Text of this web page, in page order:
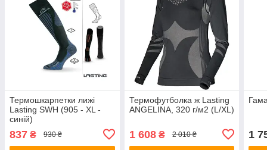
Термошкарпетки лижі
Lasting SWH (905 - XL -
синій)
837 ₴ 930 ₴
Термофутболка ж Lasting
ANGELINA, 320 г/м2 (L/XL)
1 608₴ 2 010 ₴ 1